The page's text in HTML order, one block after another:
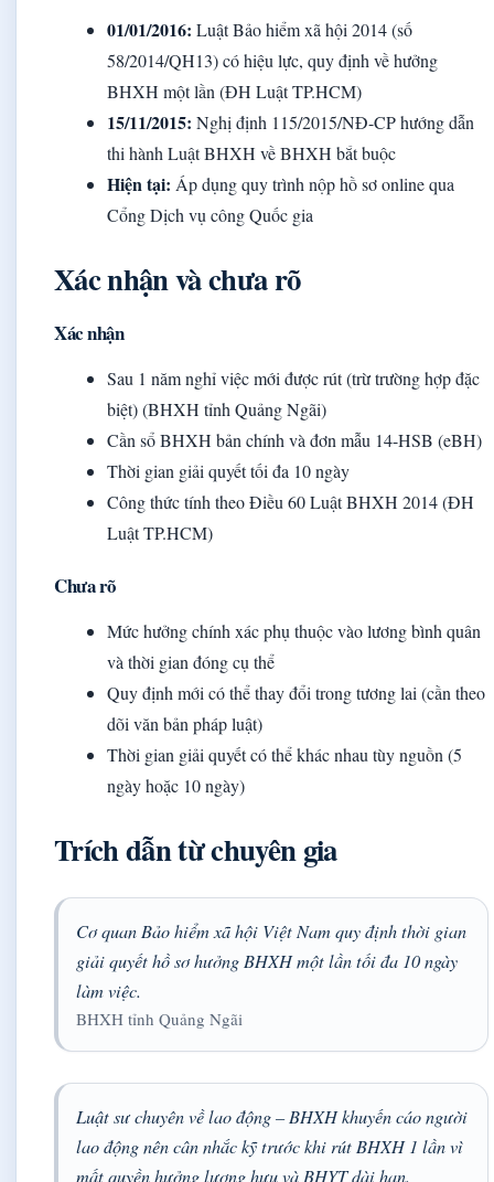
01/01/2016: Luật Bảo hiểm xã hội 2014 (số
58/2014/QH13) có hiệu lực, quy định về hưởng
BHXH một lần (ĐH Luật TP.HCM)
15/11/2015: Nghị định 115/2015/NĐ-CP hướng dẫn
thi hành Luật BHXH về BHXH bắt buộc
Hiện tại: Áp dụng quy trình nộp hồ sơ online qua
Cổng Dịch vụ công Quốc gia
Xác nhận và chưa rõ
Xác nhận
Sau 1 năm nghỉ việc mới được rút (trừ trường hợp đặc
biệt) (BHXH tỉnh Quảng Ngãi)
Cần sổ BHXH bản chính và đơn mẫu 14-HSB (eBH)
Thời gian giải quyết tối đa 10 ngày
Công thức tính theo Điều 60 Luật BHXH 2014 (ĐH
Luật TP.HCM)
Chưa rõ
Mức hưởng chính xác phụ thuộc vào lương bình quân
và thời gian đóng cụ thể
Quy định mới có thể thay đổi trong tương lai (cần theo
dõi văn bản pháp luật)
Thời gian giải quyết có thể khác nhau tùy nguồn (5
ngày hoặc 10 ngày)
Trích dẫn từ chuyên gia
Cơ quan Bảo hiểm xã hội Việt Nam quy định thời gian
giải quyết hồ sơ hưởng BHXH một lần tối đa 10 ngày
làm việc.
BHXH tỉnh Quảng Ngãi
Luật sư chuyên về lao động – BHXH khuyến cáo người
lao động nên cân nhắc kỹ trước khi rút BHXH 1 lần vì
mất quyền hưởng lương hưu và BHYT dài hạn.